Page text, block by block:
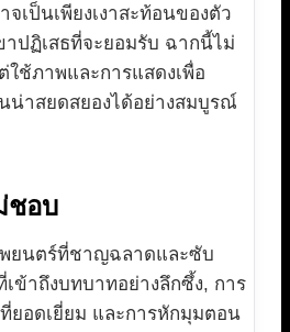
เป็นเพียงเงาสะท้อนของตัว
ปฏิเสธที่จะยอมรับ ฉากนี้ไม่
ช้ภาพและการแสดงเพื่อ
น่าสยดสยองได้อย่างสมบูรณ์
ชอบ
ยนตร์ที่ชาญฉลาดและซับ
ข้าถึงบทบาทอย่างลึกซึ้ง, การ
ยอดเยี่ยม และการหักมุมตอน